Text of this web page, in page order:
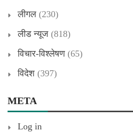
लीगल (230)
लीड न्यूज (818)
विचार-विश्लेषण(65)
विदेश (397)
META
Log in